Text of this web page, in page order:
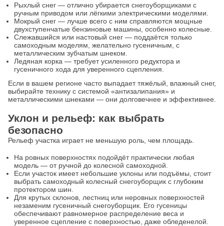
Рыхлый снег — отлично убирается снегоуборщиками с
ручным приводом или лёгкими электрическими моделями.
Мокрый снег — лучше всего с ним справляются мощные
двухступенчатые бензиновые машины, особенно колесные.
Слежавшийся или настовый снег — поддаётся только
самоходным моделям, желательно гусеничным, с
металлическим зубчатым шнеком.
Ледяная корка — требует усиленного редуктора и
гусеничного хода для уверенного сцепления.
Если в вашем регионе часто выпадает тяжёлый, влажный снег,
выбирайте технику с системой «антизалипания» и
металлическими шнеками — они долговечнее и эффективнее.
Уклон и рельеф: как выбрать
безопасно
Рельеф участка играет не меньшую роль, чем площадь.
На ровных поверхностях подойдёт практически любая
модель — от ручной до колесной самоходной.
Если участок имеет небольшие уклоны или подъёмы, стоит
выбрать самоходный колесный снегоуборщик с глубоким
протектором шин.
Для крутых склонов, лестниц или неровных поверхностей
незаменим гусеничный снегоуборщик. Его гусеницы
обеспечивают равномерное распределение веса и
уверенное сцепление с поверхностью, даже обледенелой.